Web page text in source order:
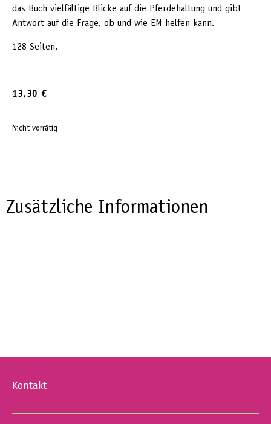
das Buch vielfältige Blicke auf die Pferdehaltung und gibt
Antwort auf die Frage, ob und wie EM helfen kann.
128 Seiten.
13,30 €
Nicht vorrätig
Zusätzliche Informationen
Kontakt